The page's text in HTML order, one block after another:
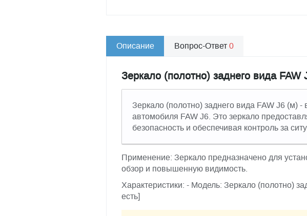
Описание Вопрос-Ответ0
Зеркало (полотно) заднего вида FAW
Зеркало (полотно) заднего вида FAW J6 (м)
автомобиля FAW J6. Это зеркало
безопасность и обеспечивая контроль за
Применение: Зеркало предназначено для
обзор и повышенную видимость.
Характеристики: - Модель: Зеркало (полотно)
есть]